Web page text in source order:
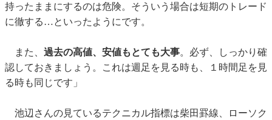
持ったままにするのは危険。そういう場合は短期のトレード
に徹する…といったようにです。
また、 過去の高値、安値もとても大事。必ず、しっかり確
認しておきましょう。これは週足を見る時も、１時間足を見
る時も同じです」
池辺さんの見ているテクニカル指標は柴田罫線、ローソク